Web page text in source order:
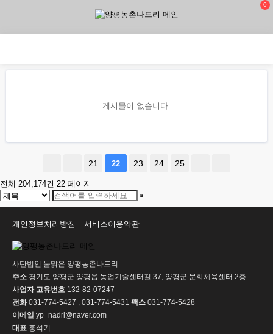
0
게시물이 없습니다.
21 22 23 24 25
전체 204,174건 22 페이지
개인정보처리방침 서비스이용약관
사단법인 물맑은 양평농촌나드리
주소 경기도 양평군 양평읍 농업기술센터길 37, 양평군 문화체육센터 2층
사업자 고유번호 132-82-07247
전화031-774-5427 , 031-774-5431 팩스 031-774-5428
이메일 yp_nadri@naver.com
대표 홍석기